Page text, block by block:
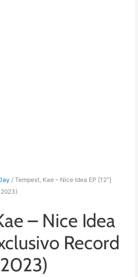
/ Tempest, Kae – Nice Idea EP [12″]
– Nice Idea
Record